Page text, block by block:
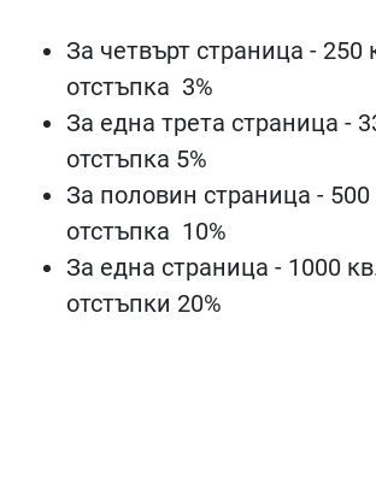
За четвърт страница - 250
отстъпка 3%
За една трета страница -
отстъпка 5%
За половин страница -
отстъпка 10%
За една страница - 1000
отстъпки 20%